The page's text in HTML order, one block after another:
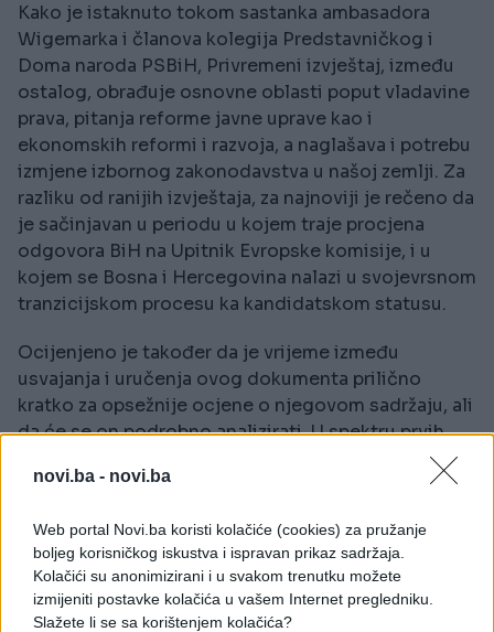
novi.ba - novi.ba
Web portal Novi.ba koristi kolačiće (cookies) za pružanje
boljeg korisničkog iskustva i ispravan prikaz sadržaja.
Kolačići su anonimizirani i u svakom trenutku možete
izmijeniti postavke kolačića u vašem Internet pregledniku.
Slažete li se sa korištenjem kolačića?
Kako je istaknuto tokom sastanka ambasadora
Wigemarka i članova kolegija Predstavničkog i
Doma naroda PSBiH, Privremeni izvještaj, između
ostalog, obrađuje osnovne oblasti poput vladavine
prava, pitanja reforme javne uprave kao i
ekonomskih reformi i razvoja, a naglašava i potrebu
izmjene izbornog zakonodavstva u našoj zemlji. Za
razliku od ranijih izvještaja, za najnoviji je rečeno da
je sačinjavan u periodu u kojem traje procjena
odgovora BiH na Upitnik Evropske komisije, i u
kojem se Bosna i Hercegovina nalazi u svojevrsnom
tranzicijskom procesu ka kandidatskom statusu.
Ocijenjeno je također da je vrijeme između
usvajanja i uručenja ovog dokumenta prilično
kratko za opsežnije ocjene o njegovom sadržaju, ali
da će se on podrobno analizirati. U spektru prvih
ponuđene ambasadoru Wigemarku, dio članova
nedostaje konkretnije markiranje snaga i
pojedinaca koji su na približavanju Evropskoj uniji
radili više kao i onih koji su te procese opstruirali
jer takav ujednačen i uopšten pristup može